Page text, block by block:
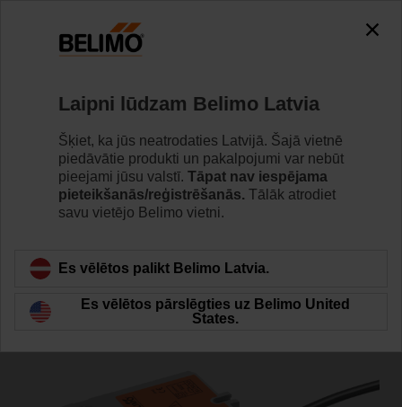
TRF230-S-O
Learn more
Back to product category
Laipni lūdzam Belimo Latvia
Šķiet, ka jūs neatrodaties Latvijā. Šajā vietnē
piedāvātie produkti un pakalpojumi var nebūt
pieejami jūsu valstī. Tāpat nav iespējama
pieteikšanās/reģistrēšanās. Tālāk atrodiet
savu vietējo Belimo vietni.
Es vēlētos palikt Belimo Latvia.
Es vēlētos pārslēgties uz Belimo United
States.